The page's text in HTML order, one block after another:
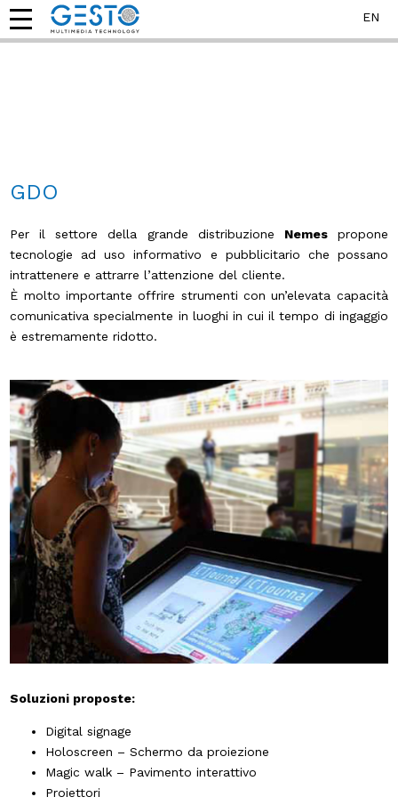
EN
GDO
Per il settore della grande distribuzione Nemespropone
tecnologie ad uso informativo e pubblicitario che possano
intrattenere e attrarre l’attenzione del cliente.
È molto importante offrire strumenti con un’elevata capacità
comunicativa specialmente in luoghi in cui il tempo di ingaggio
è estremamente ridotto.
Soluzioni proposte:
Digital signage
Holoscreen – Schermo da proiezione
Magic walk – Pavimento interattivo
Proiettori